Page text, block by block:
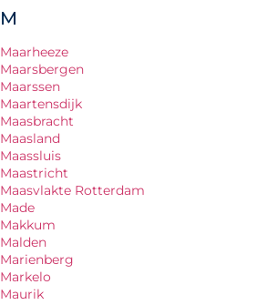
M
Maarheeze
Maarsbergen
Maarssen
Maartensdijk
Maasbracht
Maasland
Maassluis
Maastricht
Maasvlakte Rotterdam
Made
Makkum
Malden
Marienberg
Markelo
Maurik